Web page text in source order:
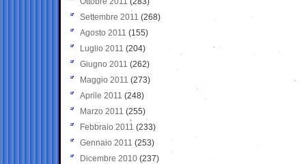
Settembre 2011 (268)
Agosto 2011 (155)
Luglio 2011 (204)
Giugno 2011 (262)
Maggio 2011 (273)
Aprile 2011 (248)
Marzo 2011 (255)
Febbraio 2011 (233)
Gennaio 2011 (253)
Dicembre 2010 (237)